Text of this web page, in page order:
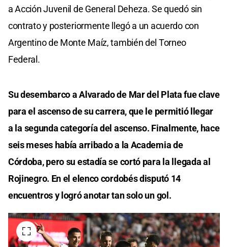
a Acción Juvenil de General Deheza. Se quedó sin
contrato y posteriormente llegó a un acuerdo con
Argentino de Monte Maíz, también del Torneo
Federal.
Su desembarco a Alvarado de Mar del Plata fue clave
para el ascenso de su carrera, que le permitió llegar
a la segunda categoría del ascenso. Finalmente, hace
seis meses había arribado a la Academia de
Córdoba, pero su estadía se cortó para la llegada al
Rojinegro. En el elenco cordobés disputó 14
encuentros y logró anotar tan solo un gol.